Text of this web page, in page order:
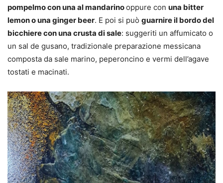
pompelmo con una al mandarinooppure con una bitter
lemon o una ginger beer. E poi si può guarnire il bordo del
bicchiere con una crusta di sale: suggeriti un affumicato o
un sal de gusano, tradizionale preparazione messicana
composta da sale marino, peperoncino e vermi dell’agave
tostati e macinati.